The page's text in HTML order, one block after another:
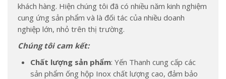
khách hàng. Hiện chúng tôi đã có nhiều năm kinh nghiệm
cung ứng sản phẩm và là đối tác của nhiều doanh
nghiệp lớn, nhỏ trên thị trường.
Chúng tôi cam kết:
Chất lượng sản phẩm: Yến Thanh cung cấp các
sản phẩm ống hộp Inox chất lượng cao, đảm bảo